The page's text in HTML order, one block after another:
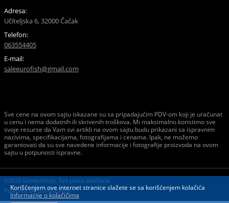
Adresa:
Učiteljska 6, 32000 Čačak
Telefon:
063554405
E-mail:
saleeurofish@gmail.com
Sve cene na ovom sajtu iskazane su sa pripadajućim PDV-om koji je uračunat
u cenu i nema dodatnih ili skrivenih troškova. Mi maksimalno koristimo sve
svoje resurse da Vam svi artikli na ovom sajtu budu prikazani sa ispravnim
nazivima, specifikacijama, fotografijama i cenama. Ipak, ne možemo
garantovati da su sve navedene informacije i fotografije proizvoda na ovom
sajtu u potpunosti ispravne.
©2020 GombaShop, Sva prava zadržana
Powered byGombaShop™
Korišćenjem ove internet stranice slažete se sa korišćenjem kolačića
Informacije o kolačićima